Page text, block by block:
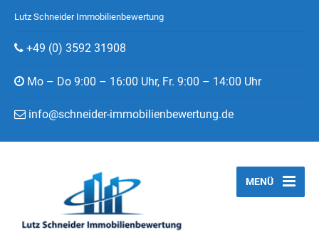
Lutz Schneider Immobilienbewertung
+49 (0) 3592 31908
Mo – Do 9:00 – 16:00 Uhr, Fr. 9:00 – 14:00 Uhr
info@schneider-immobilienbewertung.de
MENÜ